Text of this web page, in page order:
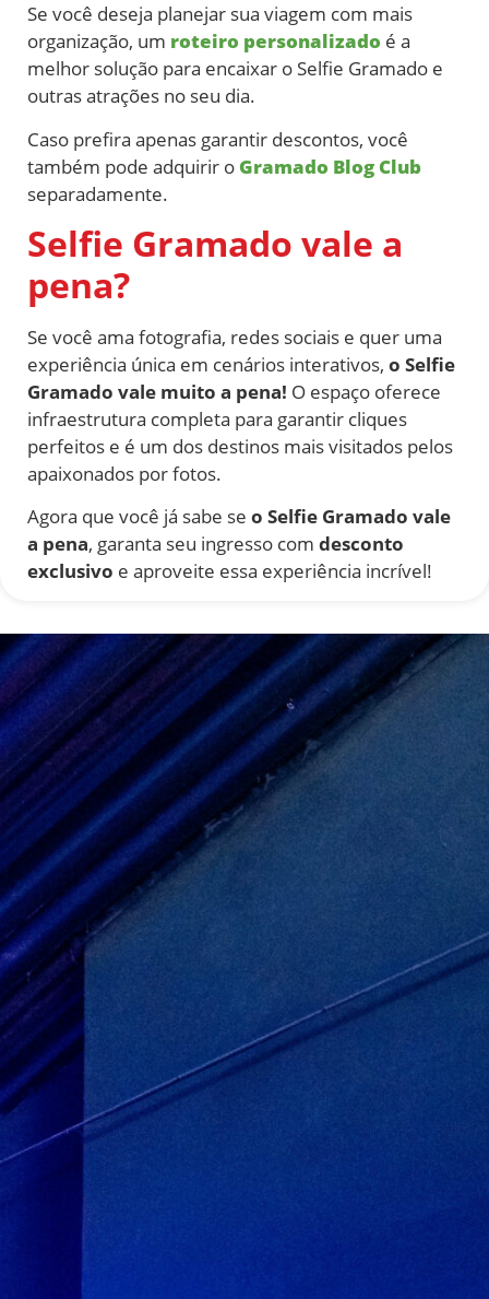
Se você deseja planejar sua viagem com mais
organização, um roteiro personalizado é a
melhor solução para encaixar o Selfie Gramado e
outras atrações no seu dia.
Caso prefira apenas garantir descontos, você
também pode adquirir o Gramado Blog Club
separadamente.
Selfie Gramado vale a
pena?
Se você ama fotografia, redes sociais e quer uma
experiência única em cenários interativos, o Selfie
Gramado vale muito a pena! O espaço oferece
infraestrutura completa para garantir cliques
perfeitos e é um dos destinos mais visitados pelos
apaixonados por fotos.
Agora que você já sabe se o Selfie Gramado vale
a pena, garanta seu ingresso com desconto
exclusivo e aproveite essa experiência incrível!